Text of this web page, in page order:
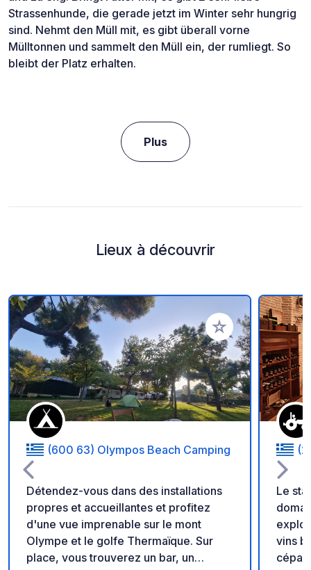
Strassenhunde, die gerade jetzt im Winter sehr hungrig
sind. Nehmt den Müll mit, es gibt überall vorne
Mülltonnen und sammelt den Müll ein, der rumliegt. So
bleibt der Platz erhalten.
Plus
Lieux à découvrir
Ajouter à vos
(600 63) Olympos Beach Camping
Détendez-vous dans des installations
propres et accueillantes et profitez
d'une vue imprenable sur le mont
Olympe et le golfe Thermaïque. Sur
place, vous trouverez un bar, un
Le
vins